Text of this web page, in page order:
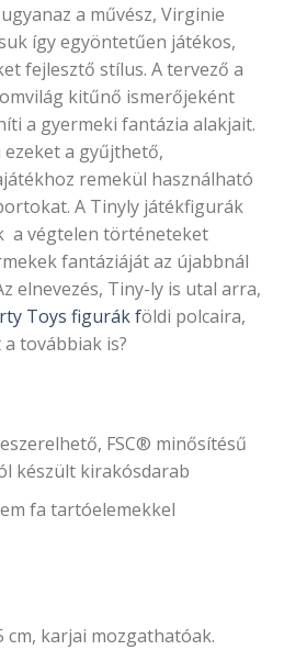
a művész, Virginie
így egyöntetűen játékos,
fejlesztő stílus. A tervező a
kitűnő ismerőjeként
a gyermeki fantázia alakjait.
a gyűjthető,
remekül használható
A Tinyly játékfigurák
a végtelen történeteket
fantáziáját az újabbnál
elnevezés, Tiny-ly is utal arra,
Toys figurák földi polcaira,
továbbiak is?
FSC® minősítésű
készült kirakósdarab
fa tartóelemekkel
cm, karjai mozgathatóak.